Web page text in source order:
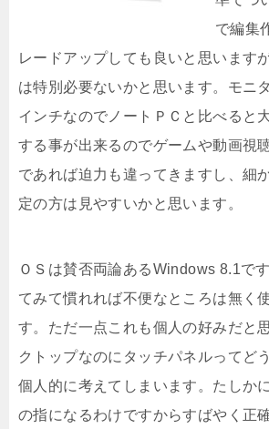
で編集
レードアップしても良いと思います
は特別必要ないかと思います。モニ
インチなのでノートＰＣと比べると
する事が出来るのでゲームや動画視
であれば迫力も違ってきますし、細
定の方は見やすいかと思います。
ＯＳは賛否両論あるWindows 8.1で
てみて慣れれば不便なところは無く
す。ただ一点これも個人の好みだと
クトップなのにタッチパネルってど
個人的に考えてしまいます。たしか
の指になるわけですからすばやく正